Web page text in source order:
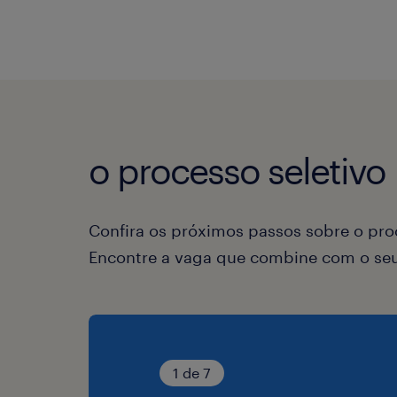
o processo seletivo
Confira os próximos passos sobre o
Encontre a vaga que combine com o
1 de 7